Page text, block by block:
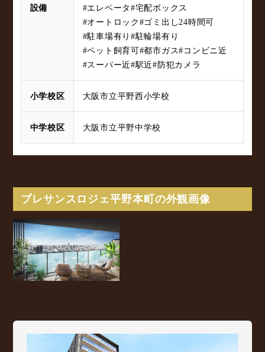
設備 #エレベータ#宅配ボックス
#オートロック#ゴミ出し24時間可
#駐車場有り#駐輪場有り
#ペット飼育可#都市ガス#コンビニ近
#スーパー近#駅近#防犯カメラ
小学校区 大阪市立平野西小学校
中学校区 大阪市立平野中学校
プレサンスロジェ平野本町の外観画像